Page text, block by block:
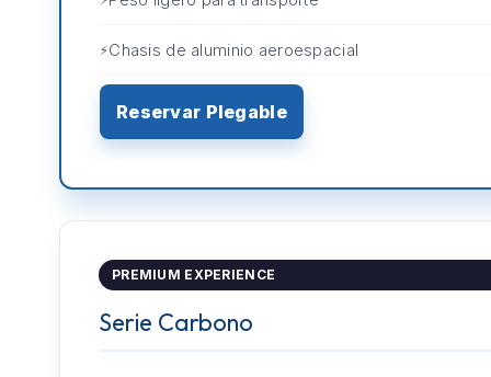
Chasis de aluminio aeroespacial
Reservar Plegable
PREMIUM EXPERIENCE
Serie Carbono